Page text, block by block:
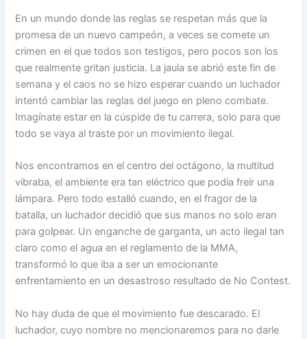
En un mundo donde las reglas se respetan más que la
promesa de un nuevo campeón, a veces se comete un
crimen en el que todos son testigos, pero pocos son los
que realmente gritan justicia. La jaula se abrió este fin de
semana y el caos no se hizo esperar cuando un luchador
intentó cambiar las reglas del juego en pleno combate.
Imagínate estar en la cúspide de tu carrera, solo para que
todo se vaya al traste por un movimiento ilegal.
Nos encontramos en el centro del octágono, la multitud
vibraba, el ambiente era tan eléctrico que podía freír una
lámpara. Pero todo estalló cuando, en el fragor de la
batalla, un luchador decidió que sus manos no solo eran
para golpear. Un enganche de garganta, un acto ilegal tan
claro como el agua en el reglamento de la MMA,
transformó lo que iba a ser un emocionante
enfrentamiento en un desastroso resultado de No Contest.
No hay duda de que el movimiento fue descarado. El
luchador, cuyo nombre no mencionaremos para no darle